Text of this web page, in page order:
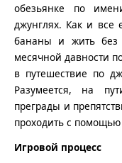
обезьянке по
джунглях. Как и все
бананы и жить без
месячной давности
в путешествие по
Разумеется, на
преграды и
проходить с помощью
Игровой процесс